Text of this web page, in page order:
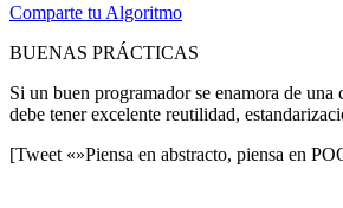
Comparte tu Algoritmo
BUENAS PRÁCTICAS
Si un buen programador se enamora de una
debe tener excelente reutilidad,
[Tweet «»Piensa en abstracto, piensa en